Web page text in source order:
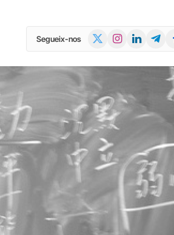
Segueix-nos InstagramLinkedIn